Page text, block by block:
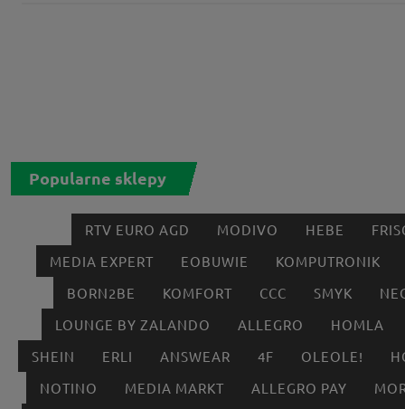
Popularne sklepy
RTV EURO AGD MODIVO HEBE
MEDIA EXPERT
EOBUWIE
KOMPUTRONIK
BORN2BE
KOMFORT CCC SMYK
LOUNGE BY ZALANDO
ALLEGRO
HOMLA
SHEIN
ERLI ANSWEAR 4F OLEOLE!
NOTINO
MEDIA MARKT ALLEGRO PAY